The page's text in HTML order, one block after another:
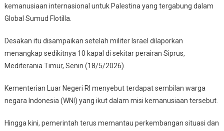
Israel
Kemanusiaan
Global
Sumud
9
WNI
Ditahan
kemanusiaan internasional untuk Palestina yang tergabung dalam
Global Sumud Flotilla.
Desakan itu disampaikan setelah militer Israel dilaporkan
menangkap sedikitnya 10 kapal di sekitar perairan Siprus,
Mediterania Timur, Senin (18/5/2026).
Kementerian Luar Negeri RI menyebut terdapat sembilan warga
negara Indonesia (WNI) yang ikut dalam misi kemanusiaan tersebut.
Hingga kini, pemerintah terus memantau perkembangan situasi dan